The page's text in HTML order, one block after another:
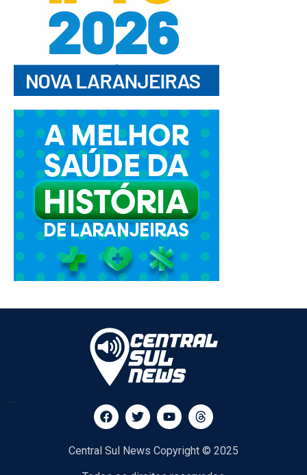
...
Central Sul News Copyright © 2025